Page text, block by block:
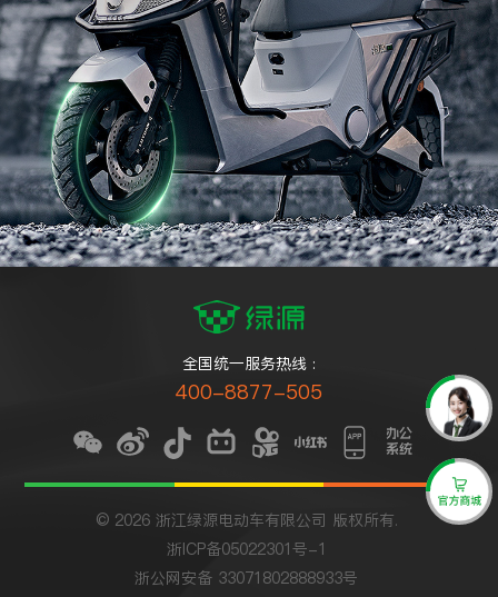
5分
非常满意
4分
满意
3分
一般满意
2分
不满意
非常不满意
2、您对绿源还有什么建议吗？
全国统一服务热线 :
400-8877-505
© 2026 浙江绿源电动车有限公司 版权所有.
浙ICP备05022301号-1
浙公网安备 33071802888933号